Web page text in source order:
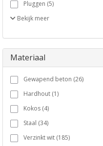
Pluggen (5)
Bekijk meer
Materiaal
Gewapend beton (26)
Hardhout (1)
Kokos (4)
Staal (34)
Verzinkt wit (185)